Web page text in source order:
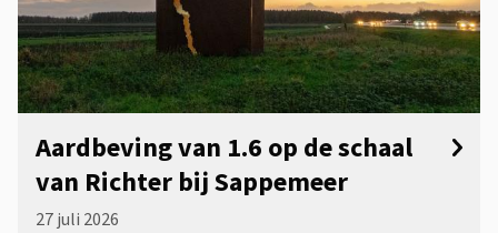
Aardbeving van 1.6 op de schaal
van Richter bij Sappemeer
27 juli 2026